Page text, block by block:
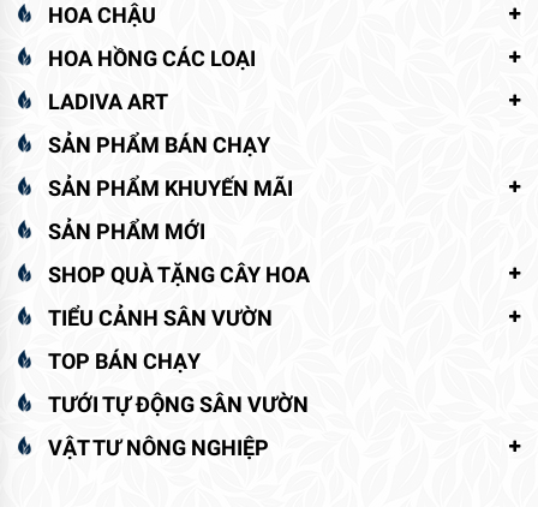
HOA CHẬU
HOA HỒNG CÁC LOẠI
LADIVA ART
SẢN PHẨM BÁN CHẠY
SẢN PHẨM KHUYẾN MÃI
SẢN PHẨM MỚI
SHOP QUÀ TẶNG CÂY HOA
TIỂU CẢNH SÂN VƯỜN
TOP BÁN CHẠY
TƯỚI TỰ ĐỘNG SÂN VƯỜN
VẬT TƯ NÔNG NGHIỆP